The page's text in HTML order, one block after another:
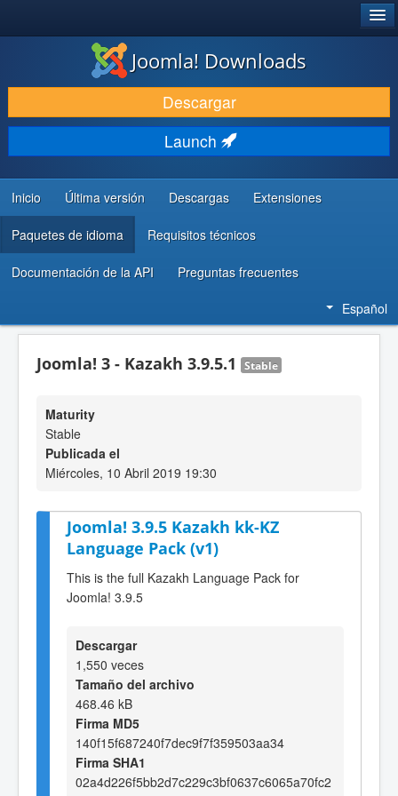
DESCARGAR & EXTENDER
DESCUBRE & APRENDE
COMUNIDAD & SOPORTE
RECURSOS PARA DESARROLLADORES
Joomla! Downloads
Descargar
Launch
Inicio Última versión Descargas Extensiones
Paquetes de idioma Requisitos técnicos
Documentación de la API Preguntas frecuentes
Español
Joomla! 3 - Kazakh 3.9.5.1 Stable
Maturity
Stable
Publicada el
Miércoles, 10 Abril 2019 19:30
Joomla! 3.9.5 Kazakh kk-KZ
Language Pack (v1)
This is the full Kazakh Language Pack for
Joomla! 3.9.5
Descargar
1,550 veces
Tamaño del archivo
468.46 kB
Firma MD5
140f15f687240f7dec9f7f359503aa34
Firma SHA1
02a4d226f5bb2d7c229c3bf0637c6065a70fc2